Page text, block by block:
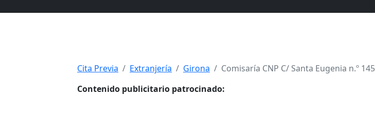
Cita Previa Extranjería Girona
Comisaría CNP C/ Santa Eugenia n.º
Contenido publicitario patrocinado: